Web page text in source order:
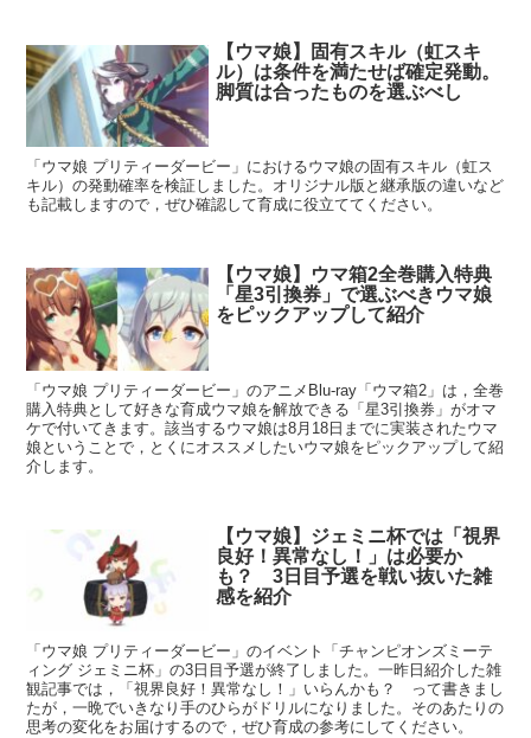
【ウマ娘】固有スキル（虹スキ
ル）は条件を満たせば確定発動。
脚質は合ったものを選ぶべし
「ウマ娘 プリティーダービー」におけるウマ娘の固有スキル（虹ス
キル）の発動確率を検証しました。オリジナル版と継承版の違いなど
も記載しますので，ぜひ確認して育成に役立ててください。
【ウマ娘】ウマ箱2全巻購入特典
「星3引換券」で選ぶべきウマ娘
をピックアップして紹介
「ウマ娘 プリティーダービー」のアニメBlu-ray「ウマ箱2」は，全巻
購入特典として好きな育成ウマ娘を解放できる「星3引換券」がオマ
ケで付いてきます。該当するウマ娘は8月18日までに実装されたウマ
娘ということで，とくにオススメしたいウマ娘をピックアップして紹
介します。
【ウマ娘】ジェミニ杯では「視界
良好！異常なし！」は必要か
も？ 3日目予選を戦い抜いた雑
感を紹介
「ウマ娘 プリティーダービー」のイベント「チャンピオンズミーテ
ィング ジェミニ杯」の3日目予選が終了しました。一昨日紹介した雑
観記事では，「視界良好！異常なし！」いらんかも？ って書きまし
たが，一晩でいきなり手のひらがドリルになりました。そのあたりの
思考の変化をお届けするので，ぜひ育成の参考にしてください。